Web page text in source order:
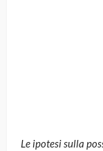
Le ipotesi sulla